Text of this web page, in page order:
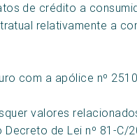
de crédito a
relativamente a
com a apólice nº
valores
de Lei nº 81-C/